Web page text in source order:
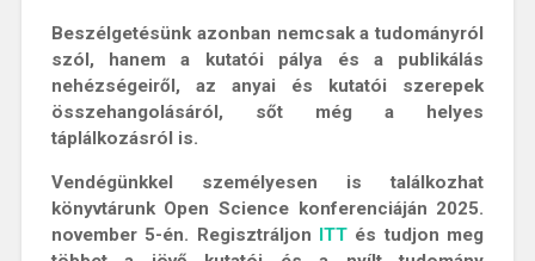
Beszélgetésünk azonban nemcsak a tudományról
szól, hanem a kutatói pálya és a publikálás
nehézségeiről, az anyai és kutatói szerepek
összehangolásáról, sőt még a helyes
táplálkozásról is.
Vendégünkkel személyesen is találkozhat
könyvtárunk Open Science konferenciáján 2025.
november 5-én. Regisztráljon ITT és tudjon meg